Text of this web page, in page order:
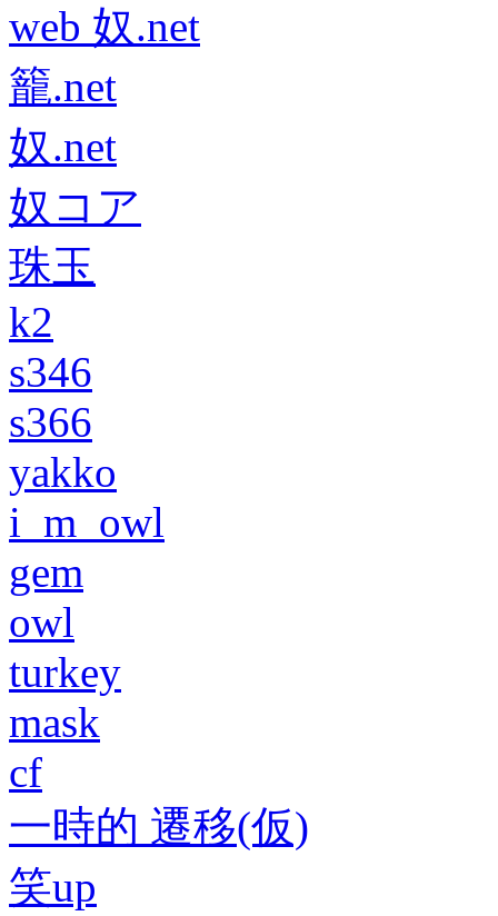
web 奴.net
籠.net
奴.net
奴コア
珠玉
k2
s346
s366
yakko
i_m_owl
gem
owl
turkey
mask
cf
一時的 遷移(仮)
笑up